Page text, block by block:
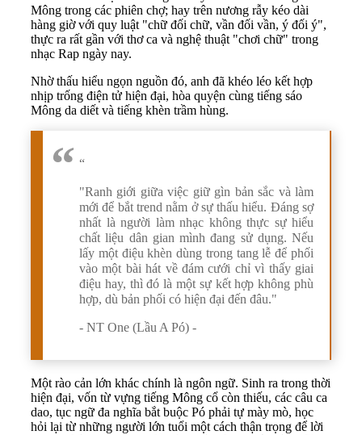
Mông trong các phiên chợ; hay trên nương rẫy kéo dài
hàng giờ với quy luật "chữ đối chữ, vần đối vần, ý đối ý",
thực ra rất gần với thơ ca và nghệ thuật "chơi chữ" trong
nhạc Rap ngày nay.
Nhờ thấu hiểu ngọn nguồn đó, anh đã khéo léo kết hợp
nhịp trống điện tử hiện đại, hòa quyện cùng tiếng sáo
Mông da diết và tiếng khèn trầm hùng.
“
"Ranh giới giữa việc giữ gìn bản sắc và làm
mới để bắt trend nằm ở sự thấu hiểu. Đáng sợ
nhất là người làm nhạc không thực sự hiểu
chất liệu dân gian mình đang sử dụng. Nếu
lấy một điệu khèn dùng trong tang lễ để phối
vào một bài hát về đám cưới chỉ vì thấy giai
điệu hay, thì đó là một sự kết hợp không phù
hợp, dù bản phối có hiện đại đến đâu."
- NT One (Lầu A Pó) -
Một rào cản lớn khác chính là ngôn ngữ. Sinh ra trong thời
hiện đại, vốn từ vựng tiếng Mông cổ còn thiếu, các câu ca
dao, tục ngữ đa nghĩa bắt buộc Pó phải tự mày mò, học
hỏi lại từ những người lớn tuổi một cách thận trọng để lời